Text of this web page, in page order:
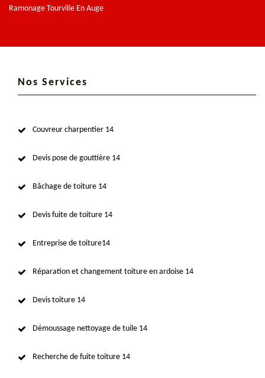
Ramonage Tourville En Auge
Nos Services
Couvreur charpentier 14
Devis pose de gouttière 14
Bâchage de toiture 14
Devis fuite de toiture 14
Entreprise de toiture14
Réparation et changement toiture en ardoise 14
Devis toiture 14
Démoussage nettoyage de tuile 14
Recherche de fuite toiture 14